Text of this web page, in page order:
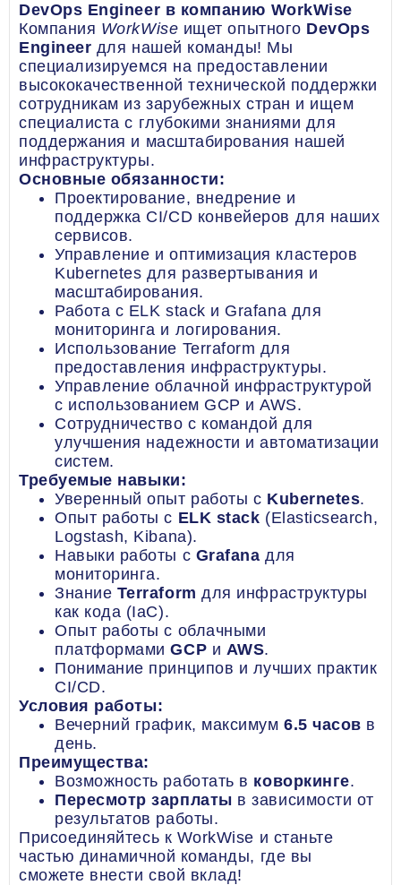
DevOps Engineer в компанию WorkWise
Компания WorkWise ищет опытного DevOps
Engineer для нашей команды! Мы
специализируемся на предоставлении
высококачественной технической поддержки
сотрудникам из зарубежных стран и ищем
специалиста с глубокими знаниями для
поддержания и масштабирования нашей
инфраструктуры.
Основные обязанности:
Проектирование, внедрение и
поддержка CI/CD конвейеров для наших
сервисов.
Управление и оптимизация кластеров
Kubernetes для развертывания и
масштабирования.
Работа с ELK stack и Grafana для
мониторинга и логирования.
Использование Terraform для
предоставления инфраструктуры.
Управление облачной инфраструктурой
с использованием GCP и AWS.
Сотрудничество с командой для
улучшения надежности и автоматизации
систем.
Требуемые навыки:
Уверенный опыт работы с Kubernetes.
Опыт работы с ELK stack (Elasticsearch,
Logstash, Kibana).
Навыки работы с Grafana для
мониторинга.
Знание Terraform для инфраструктуры
как кода (IaC).
Опыт работы с облачными
платформамиGCP и AWS.
Понимание принципов и лучших практик
CI/CD.
Условия работы:
Вечерний график, максимум6.5 часов в
день.
Преимущества:
Возможность работать в коворкинге.
Пересмотр зарплаты в зависимости от
результатов работы.
Присоединяйтесь к WorkWise и станьте
частью динамичной команды, где вы
сможете внести свой вклад!